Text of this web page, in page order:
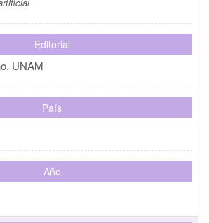
Editorial
UNAM
País
Año